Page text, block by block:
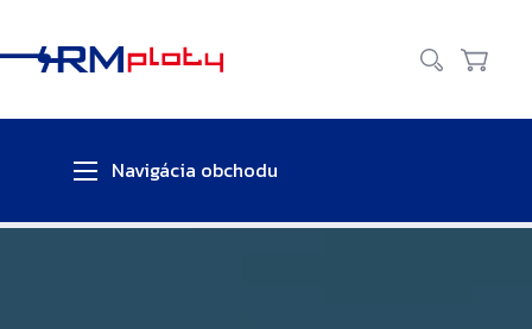
Vyhľadať
Košík
Navigácia obchodu